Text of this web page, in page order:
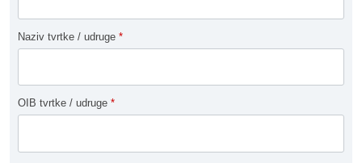
Naziv tvrtke / udruge *
OIB tvrtke / udruge *